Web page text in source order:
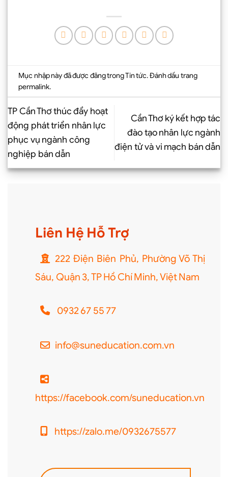
Mục nhập này đã được đăng trongTin tức. Đánh dấu trang
permalink.
TP Cần Thơ thúc đẩy hoạt
động phát triển nhân lực
phục vụ ngành công
nghiệp bán dẫn
Cần Thơ ký kết hợp tác
đào tạo nhân lực ngành
điện tử và vi mạch bán dẫn
Liên Hệ Hỗ Trợ
222 Điện Biên Phủ, Phường Võ Thị
Sáu, Quận 3, TP Hồ Chí Minh, Việt Nam
0932 67 55 77
info@suneducation.com.vn
https://facebook.com/suneducation.vn
https://zalo.me/0932675577